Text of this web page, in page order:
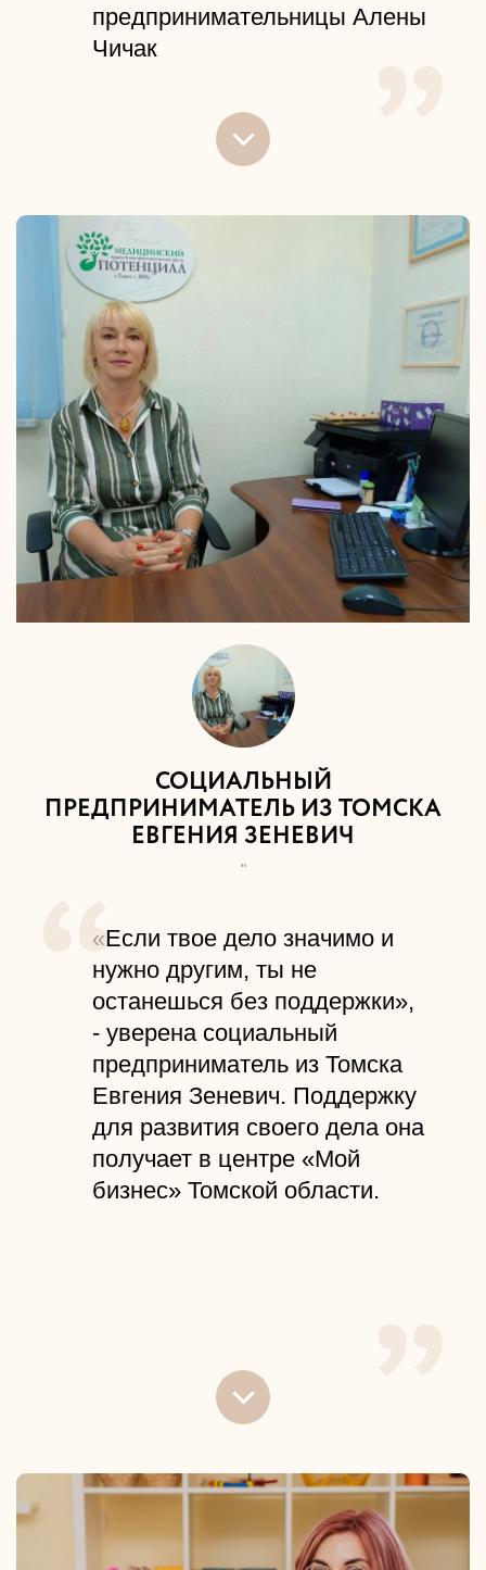
предпринимательницы Алены
Чичак
СОЦИАЛЬНЫЙ
ПРЕДПРИНИМАТЕЛЬ ИЗ ТОМСКА
ЕВГЕНИЯ ЗЕНЕВИЧ
"
«Если твое дело значимо и
нужно другим, ты не
останешься без поддержки»,
- уверена социальный
предприниматель из Томска
Евгения Зеневич. Поддержку
для развития своего дела она
получает в центре «Мой
бизнес» Томской области.